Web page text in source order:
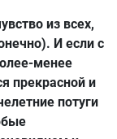
из всех,
И если с
менее
прекрасной и
потуги